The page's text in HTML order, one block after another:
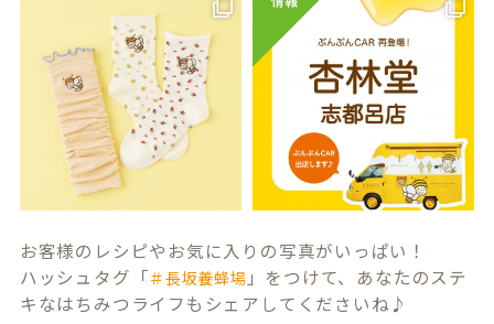
お客様のレシピやお気に入りの写真がいっぱい！
ハッシュタグ「＃長坂養蜂場 」をつけて、あなたのステ
キなはちみつライフもシェアしてくださいね♪